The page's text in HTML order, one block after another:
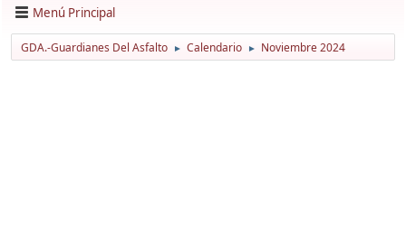
Menú Principal
GDA.-Guardianes Del Asfalto ► Calendario ► Noviembre 2024